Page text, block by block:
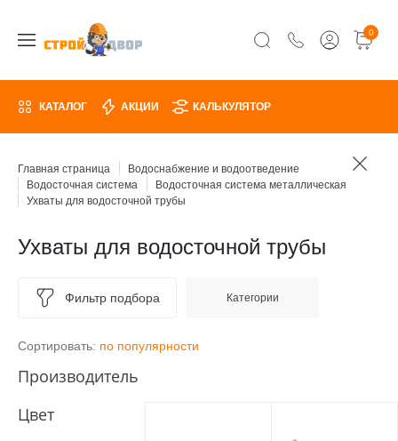
0
КАТАЛОГ АКЦИИ КАЛЬКУЛЯТОР
Главная страница
Водоснабжение и водоотведение
Водосточная система
Водосточная система металлическая
Ухваты для водосточной трубы
Ухваты для водосточной трубы
Фильтр подбора Категории
Сортировать: по популярности
Производитель
Цвет